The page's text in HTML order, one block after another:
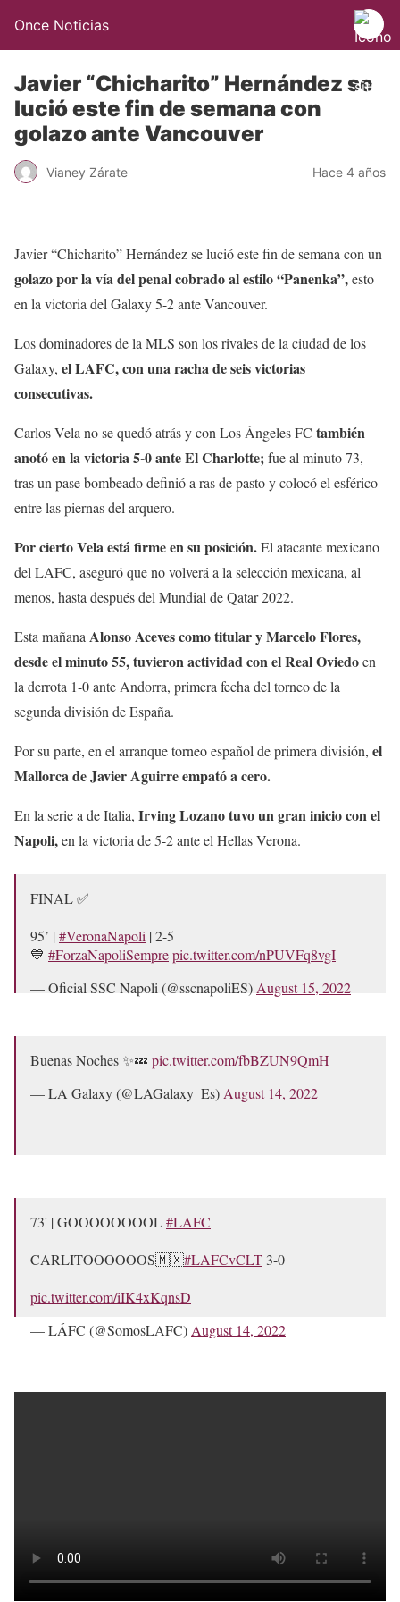
Once Noticias
Javier “Chicharito” Hernández se
lució este fin de semana con
golazo ante Vancouver
Vianey Zárate Hace 4 años
Javier “Chicharito” Hernández se lució este fin de semana con un
golazo por la vía del penal cobrado al estilo “Panenka”,esto
en la victoria del Galaxy 5-2 ante Vancouver.
Los dominadores de la MLS son los rivales de la ciudad de los
Galaxy, el LAFC, con una racha de seis victorias
consecutivas.
Carlos Vela no se quedó atrás y con Los Ángeles FC también
anotó en la victoria 5-0 ante El Charlotte;fue al minuto 73,
tras un pase bombeado definió a ras de pasto y colocó el esférico
entre las piernas del arquero.
Por cierto Vela está firme en su posición.El atacante mexicano
del LAFC, aseguró que no volverá a la selección mexicana, al
menos, hasta después del Mundial de Qatar 2022.
Esta mañana Alonso Aceves como titular y Marcelo Flores,
desde el minuto 55, tuvieron actividad con el Real Oviedoen
la derrota 1-0 ante Andorra, primera fecha del torneo de la
segunda división de España.
Por su parte, en el arranque torneo español de primera división, el
Mallorca de Javier Aguirre empató a cero.
En la serie a de Italia, Irving Lozano tuvo un gran inicio con el
Napoli,en la victoria de 5-2 ante el Hellas Verona.
FINAL ✅
95’ | #VeronaNapoli | 2-5
💙 #ForzaNapoliSemprepic.twitter.com/nPUVFq8vgI
— Oficial SSC Napoli (@sscnapoliES) August 15, 2022
Buenas Noches ✨💤 pic.twitter.com/fbBZUN9QmH
— LA Galaxy (@LAGalaxy_Es) August 14, 2022
73' | GOOOOOOOOL#LAFC
CARLITOOOOOOS🇲🇽#LAFCvCLT 3-0
pic.twitter.com/iIK4xKqnsD
— LÁFC (@SomosLAFC) August 14, 2022